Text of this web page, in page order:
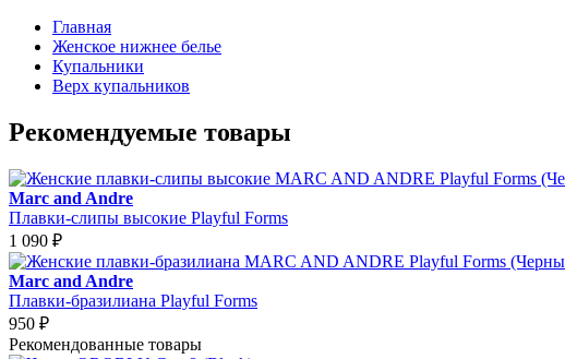
Главная
Женское нижнее белье
Купальники
Верх купальников
Рекомендуемые товары
Marc and Andre
Плавки-слипы высокие Playful Forms
1 090 ₽
Marc and Andre
Плавки-бразилиана Playful Forms
950 ₽
Рекомендованные товары